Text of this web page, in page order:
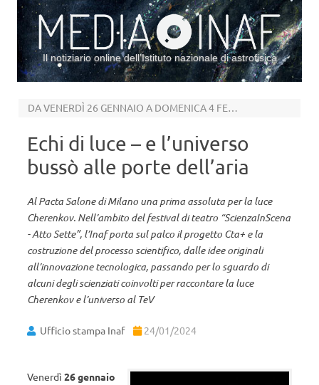
Il notiziario online dell’Istituto nazionale di astrofisica
DA VENERDÌ 26 GENNAIO A DOMENICA 4 FEBBRAIO A MILANO
Echi di luce – e l’universo
bussò alle porte dell’aria
Al Pacta Salone di Milano una prima assoluta per la luce
Cherenkov. Nell’ambito del festival di teatro “ScienzaInScena
- Atto Sette”, l’Inaf porta sul palco il progetto Cta+ e la
costruzione del processo scientifico, dalle idee originali
all’innovazione tecnologica, passando per lo sguardo di
alcuni degli scienziati coinvolti per raccontare la luce
Cherenkov e l’universo al TeV
Ufficio stampa Inaf 24/01/2024
Venerdì 26 gennaio